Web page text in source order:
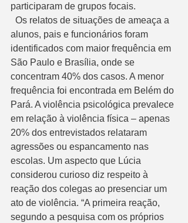
participaram de grupos focais.
alunos, pais e funcionários foram
identificados com maior frequência em
São Paulo e Brasília, onde se
concentram 40% dos casos. A menor
frequência foi encontrada em Belém do
Pará. A violência psicológica prevalece
em relação à violência física – apenas
20% dos entrevistados relataram
agressões ou espancamento nas
escolas. Um aspecto que Lúcia
considerou curioso diz respeito à
reação dos colegas ao presenciar um
ato de violência. “A primeira reação,
segundo a pesquisa com os próprios